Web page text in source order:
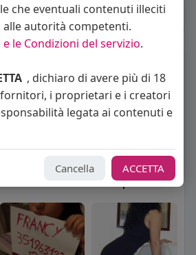
Elisa Esposito
che eventuali contenuti illeciti
autorità competenti.
le Condizioni del servizio.
, dichiaro di avere più di 18
i proprietari e i creatori
legata ai contenuti e
Cancella ACCETTA